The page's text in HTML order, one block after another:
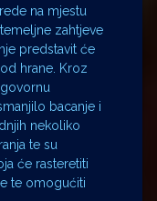
na mjestu
zahtjeve
predstavit će
hrane. Kroz
bacanje i
nekoliko
te su
će rasteretiti
te omogućiti